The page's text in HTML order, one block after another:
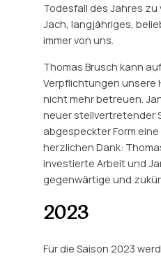
Todesfall des Jahres zu
Jach, langjähriges,
immer von uns.
Thomas Brusch kann
Verpflichtungen unsere
nicht mehr betreuen.
neuer stellvertretender
abgespeckter Form eine
herzlichen Dank:
investierte Arbeit und
gegenwärtige und
2023
Für die Saison 2023